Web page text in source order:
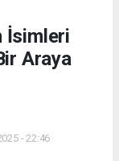
İsimleri
Araya
- 22:46